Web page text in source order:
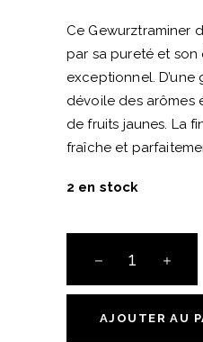
Ce Gewurztraminer
par sa pureté et son
exceptionnel. D’une
dévoile des arômes
de fruits jaunes. La
fraîche et
2 en stock
Les
TreillesAJOUTER AU